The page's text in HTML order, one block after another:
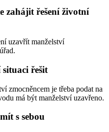
zahájit řešení životní
uzavřít manželství
řešit
zmocněncem je třeba podat na
má být manželství uzavřeno.
s sebou